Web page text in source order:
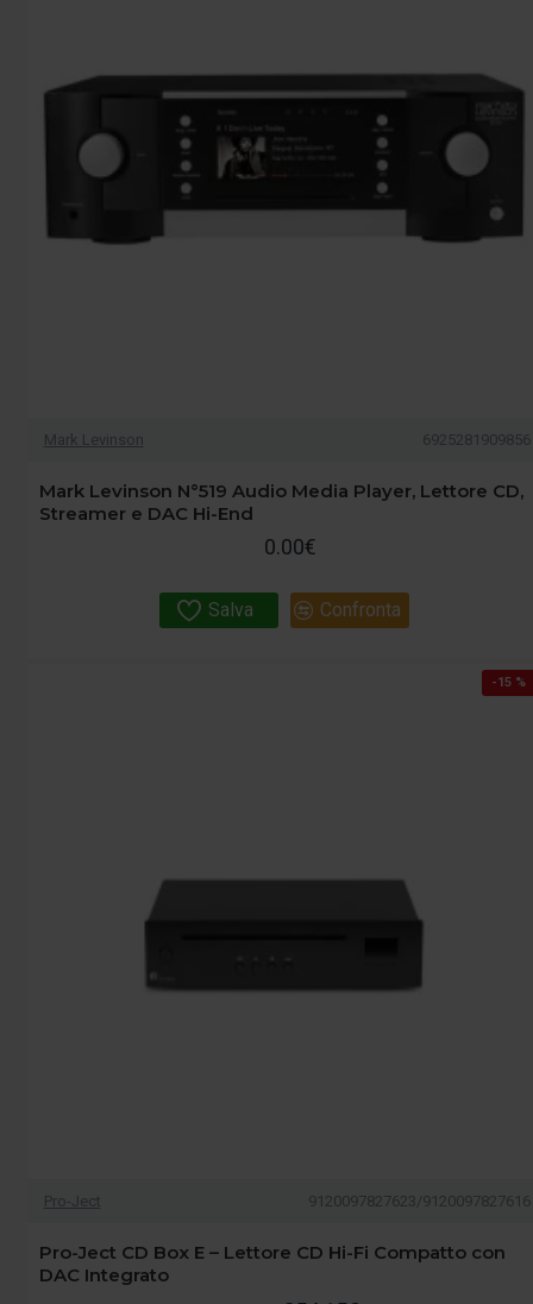
Mark Levinson 6925281909856
Mark Levinson N°519 Audio Media Player, Lettore CD,
Streamer e DAC Hi-End
0.00€
Salva Confronta
-15 %
Pro-Ject 9120097827623/9120097827616
Pro-Ject CD Box E – Lettore CD Hi-Fi Compatto con
DAC Integrato